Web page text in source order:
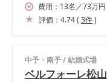
費用： 13名 ／73万円
評価： 4.74( 3件)
中予・南予/結婚式場
ベルフォーレ松山